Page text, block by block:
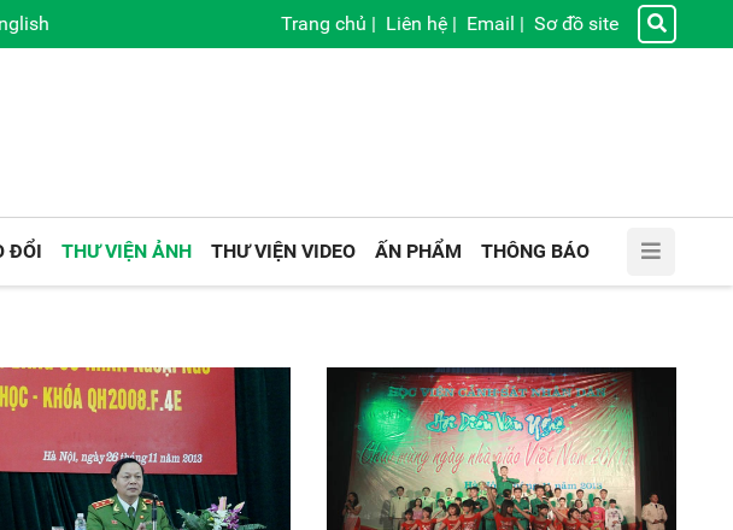
Trang chủ | Liên hệ | Email | Sơ đồ site
ĐỔI THƯ VIỆN ẢNH THƯ VIỆN VIDEO ẤN PHẨM THÔNG BÁO